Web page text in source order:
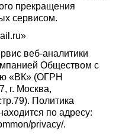
прекращения
сервисом.
веб-аналитики
Обществом с
«ВК» (ОГРН
г. Москва,
Политика
по адресу:
privacy/.